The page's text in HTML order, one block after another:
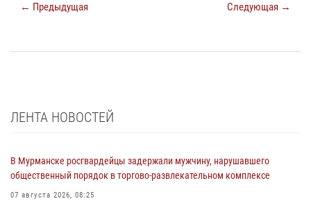
← Предыдущая Следующая →
ЛЕНТА НОВОСТЕЙ
В Мурманске росгвардейцы задержали мужчину, нарушавшего
общественный порядок в торгово-развлекательном комплексе
07 августа 2026, 08:25